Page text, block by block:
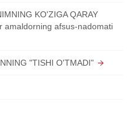
KO'ZIGA QARAY
amaldorning afsus-nadomati
"TISHI O'TMADI"